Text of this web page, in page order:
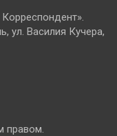
ул. Василия Кучера,
правом.